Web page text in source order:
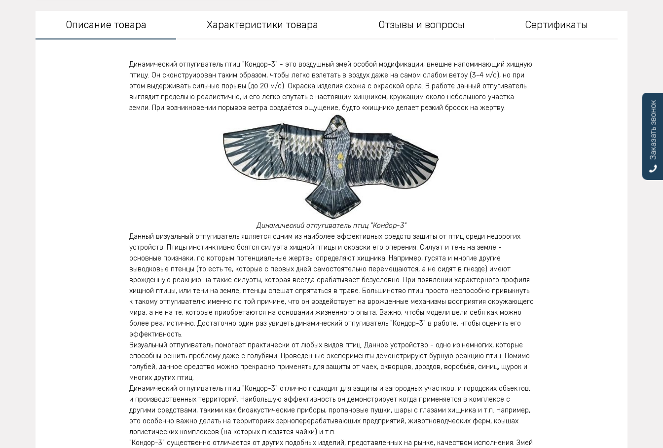
Описание товара Характеристики товара Отзывы и вопросы Сертификаты
Динамический отпугиватель птиц "Кондор-3" - это воздушный змей особой модификации, внешне напоминающий хищную
птицу. Он сконструирован таким образом, чтобы легко взлетать в воздух даже на самом слабом ветру (3-4 м/c), но при
этом выдерживать сильные порывы (до 20 м/c). Окраска изделия схожа с окраской орла. В работе данный отпугиватель
выглядит предельно реалистично, и его легко спутать с настоящим хищником, кружащим около небольшого участка
земли. При возникновении порывов ветра создаётся ощущение, будто «хищник» делает резкий бросок на жертву.
Динамический отпугиватель птиц "Кондор-3"
Данный визуальный отпугиватель является одним из наиболее эффективных средств защиты от птиц среди недорогих
устройств. Птицы инстинктивно боятся силуэта хищной птицы и окраски его оперения. Силуэт и тень на земле -
основные признаки, по которым потенциальные жертвы определяют хищника. Например, гусята и многие другие
выводковые птенцы (то есть те, которые с первых дней самостоятельно перемещаются, а не сидят в гнезде) имеют
врождённую реакцию на такие силуэты, которая всегда срабатывает безусловно. При появлении характерного профиля
хищной птицы, или тени на земле, птенцы спешат спрятаться в траве. Большинство птиц просто неспособно привыкнуть
к такому отпугивателю именно по той причине, что он воздействует на врождённые механизмы восприятия окружающего
мира, а не на те, которые приобретаются на основании жизненного опыта. Важно, чтобы модели вели себя как можно
более реалистично. Достаточно один раз увидеть динамический отпугиватель "Кондор-3" в работе, чтобы оценить его
эффективность.
Визуальный отпугиватель помогает практически от любых видов птиц. Данное устройство - одно из немногих, которые
способны решить проблему даже с голубями. Проведённые эксперименты демонстрируют бурную реакцию птиц. Помимо
голубей, данное средство можно прекрасно применять для защиты от чаек, скворцов, дроздов, воробьёв, синиц, щурок и
многих других птиц.
Динамический отпугиватель птиц "Кондор-3" отлично подходит для защиты и загородных участков, и городских объектов,
и производственных территорий. Наибольшую эффективность он демонстрирует когда применяется в комплексе с
другими средствами, такими как биоакустические приборы, пропановые пушки, шары с глазами хищника и т.п. Например,
это особенно важно делать на территориях зерноперерабатывающих предприятий, животноводческих ферм, крышах
логистических комплексов (на которых гнездятся чайки) и т.п.
"Кондор-3" существенно отличается от других подобных изделий, представленных на рынке, качеством исполнения. Змей
Заказать звонок